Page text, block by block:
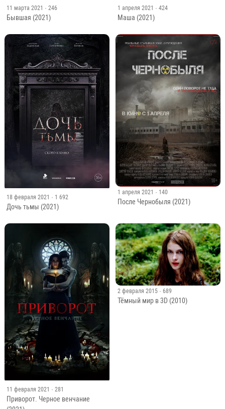
11 марта 2021 · 246
Бывшая (2021)
1 апреля 2021 · 424
Маша (2021)
18 февраля 2021 · 1 692
Дочь тьмы (2021)
1 апреля 2021 · 140
После Чернобыля (2021)
11 февраля 2021 · 281
Приворот. Черное венчание
2 февраля 2015 · 689
Тёмный мир в 3D (2010)